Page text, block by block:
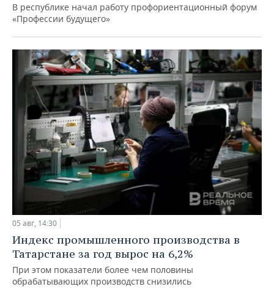
В республике начал работу профориентационный форум
«Профессии будущего»
05 авг, 14:30
Индекс промышленного производства в
Татарстане за год вырос на 6,2%
При этом показатели более чем половины
обрабатывающих производств снизились